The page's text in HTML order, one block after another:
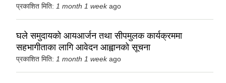
प्रकाशित मिति: 1 month 1 weekago
घले समुदायको आयआर्जन तथा सीपमुलक कार्यक्रममा
सहभागीताका लागि आवेदन आह्वानको सूचना
प्रकाशित मिति: 1 month 1 weekago